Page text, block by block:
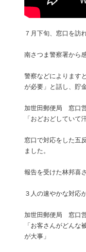
７月下旬、窓口を訪
南さつま警察署から
警察などによります
が必要」と話し、貯
加世田郵便局 窓口
「おどおどしてい
窓口で対応をした五
ました。
報告を受けた林邦喜
３人の速やかな対応
加世田郵便局 窓口
「お客さんがどん
が大事」